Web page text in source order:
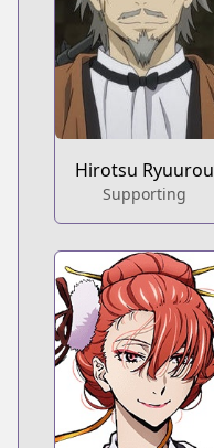
Hirotsu Ryuurou
Supporting